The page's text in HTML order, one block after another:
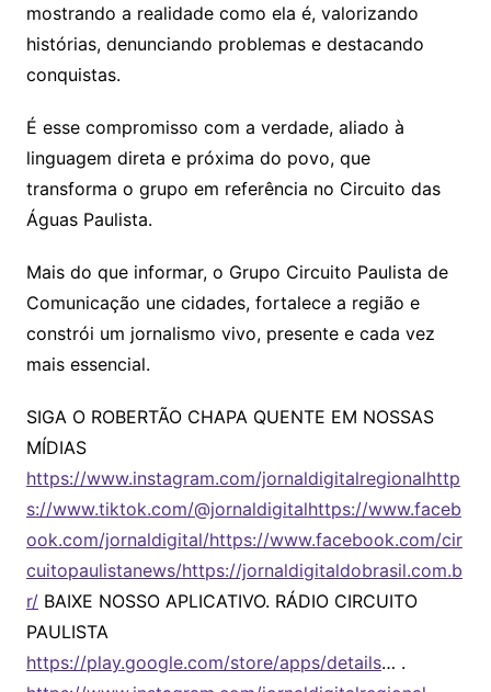
mostrando a realidade como ela é, valorizando
histórias, denunciando problemas e destacando
conquistas.
É esse compromisso com a verdade, aliado à
linguagem direta e próxima do povo, que
transforma o grupo em referência no Circuito das
Águas Paulista.
Mais do que informar, o Grupo Circuito Paulista de
Comunicação une cidades, fortalece a região e
constrói um jornalismo vivo, presente e cada vez
mais essencial.
SIGA O ROBERTÃO CHAPA QUENTE EM NOSSAS
MÍDIAS
https://www.instagram.com/jornaldigitalregionalhttp
s://www.tiktok.com/@jornaldigitalhttps://www.faceb
ook.com/jornaldigital/https://www.facebook.com/cir
cuitopaulistanews/https://jornaldigitaldobrasil.com.b
r/BAIXE NOSSO APLICATIVO. RÁDIO CIRCUITO
PAULISTA
https://play.google.com/store/apps/details… .